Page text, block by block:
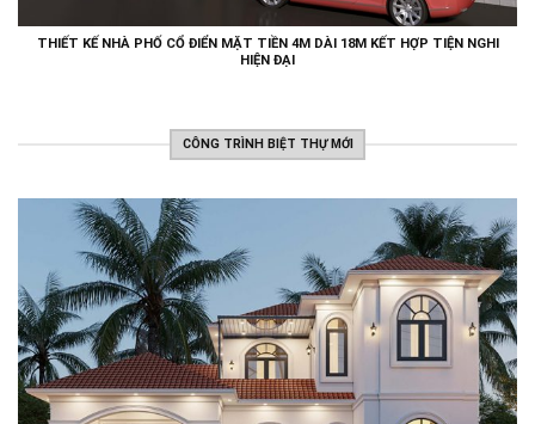
THIẾT KẾ NHÀ PHỐ CỔ ĐIỂN MẶT TIỀN 4M DÀI 18M KẾT HỢP TIỆN NGHI
HIỆN ĐẠI
CÔNG TRÌNH BIỆT THỰ MỚI